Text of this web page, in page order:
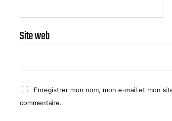
Site web
Enregistrer mon nom, mon e-mail et mon
commentaire.